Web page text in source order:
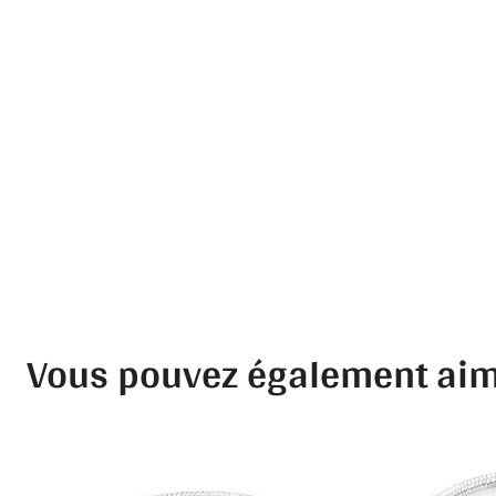
Vous pouvez également